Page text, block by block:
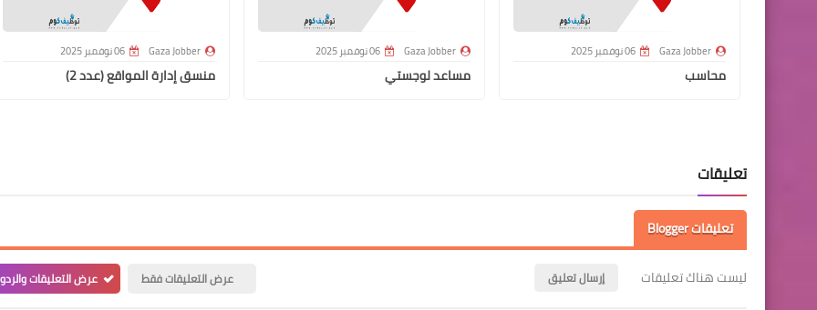
Gaza Jobber 06 نوفمبر 2025
محاسب
Gaza Jobber 06 نوفمبر 2025
مساعد لوجستي
Gaza Jobber 06 نوفمبر 2025
منسق إدارة المواقع (عدد 2)
تعليقات
تعليقات Blogger
ليست هناك تعليقات إرسال تعليق عرض التعليقات فقط عرض التعليقات